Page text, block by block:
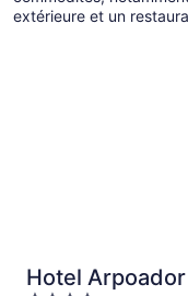
extérieure et un
Hotel Arpoador